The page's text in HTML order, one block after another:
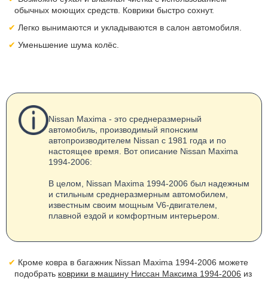
обычных моющих средств. Коврики быстро сохнут.
Легко вынимаются и укладываются в салон автомобиля.
Уменьшение шума колёс.
Nissan Maxima - это среднеразмерный
автомобиль, производимый японским
автопроизводителем Nissan с 1981 года и по
настоящее время. Вот описание Nissan Maxima
1994-2006:
В целом, Nissan Maxima 1994-2006 был надежным
и стильным среднеразмерным автомобилем,
известным своим мощным V6-двигателем,
плавной ездой и комфортным интерьером.
Кроме ковра в багажник Nissan Maxima 1994-2006 можете
подобрать коврики в машину Ниссан Максима 1994-2006 из